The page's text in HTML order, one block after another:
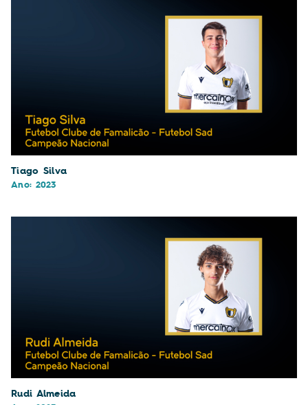
Tiago Silva
Ano: 2023
Rudi Almeida